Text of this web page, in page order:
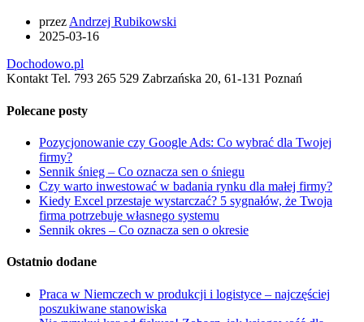
przezAndrzej Rubikowski
2025-03-16
Dochodowo.pl
Kontakt Tel. 793 265 529 Zabrzańska 20, 61-131 Poznań
Polecane posty
Pozycjonowanie czy Google Ads: Co wybrać dla Twojej
firmy?
Sennik śnieg – Co oznacza sen o śniegu
Czy warto inwestować w badania rynku dla małej firmy?
Kiedy Excel przestaje wystarczać? 5 sygnałów, że Twoja
firma potrzebuje własnego systemu
Sennik okres – Co oznacza sen o okresie
Ostatnio dodane
Praca w Niemczech w produkcji i logistyce – najczęściej
poszukiwane stanowiska